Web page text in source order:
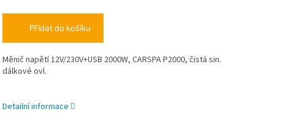
Přidat do košíku
Měnič napětí 12V/230V+USB 2000W, CARSPA P2000, čistá sin.
dálkové ovl.
Detailní informace